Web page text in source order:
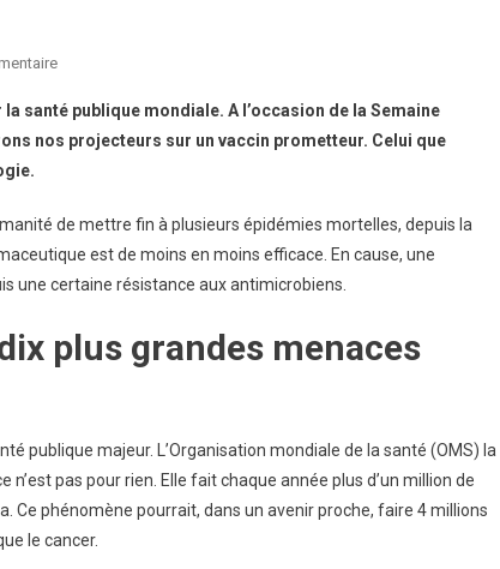
Sur
Où
En
Avec
Le
Vaccin
Nosopharm ?
santé publique mondiale. A l’occasion de la Semaine
nos projecteurs sur un vaccin prometteur. Celui que
de mettre fin à plusieurs épidémies mortelles, depuis la
est de moins en moins efficace. En cause, une
une certaine résistance aux antimicrobiens.
plus grandes menaces
publique majeur. L’Organisation mondiale de la santé (OMS) la
pas pour rien. Elle fait chaque année plus d’un million de
Ce phénomène pourrait, dans un avenir proche, faire 4 millions
le cancer.